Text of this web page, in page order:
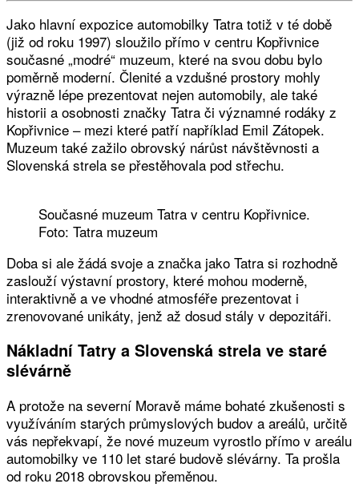
Jako hlavní expozice automobilky Tatra totiž v té době
(již od roku 1997) sloužilo přímo v centru Kopřivnice
současné „modré“ muzeum, které na svou dobu bylo
poměrně moderní. Členité a vzdušné prostory mohly
výrazně lépe prezentovat nejen automobily, ale také
historii a osobnosti značky Tatra či významné rodáky z
Kopřivnice – mezi které patří například Emil Zátopek.
Muzeum také zažilo obrovský nárůst návštěvnosti a
Slovenská strela se přestěhovala pod střechu.
Současné muzeum Tatra v centru Kopřivnice.
Foto: Tatra muzeum
Doba si ale žádá svoje a značka jako Tatra si rozhodně
zaslouží výstavní prostory, které mohou moderně,
interaktivně a ve vhodné atmosféře prezentovat i
zrenovované unikáty, jenž až dosud stály v depozitáři.
Nákladní Tatry a Slovenská strela ve staré
slévárně
A protože na severní Moravě máme bohaté zkušenosti s
využíváním starých průmyslových budov a areálů, určitě
vás nepřekvapí, že nové muzeum vyrostlo přímo v areálu
automobilky ve 110 let staré budově slévárny. Ta prošla
od roku 2018 obrovskou přeměnou.